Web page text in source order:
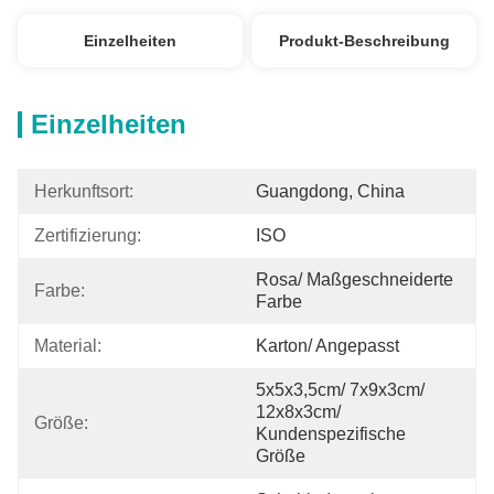
Einzelheiten Produkt-Beschreibung
Einzelheiten
Herkunftsort: Guangdong, China
Zertifizierung: ISO
Farbe:
Rosa/ Maßgeschneiderte
Farbe
Material: Karton/ Angepasst
Größe:
5x5x3,5cm/ 7x9x3cm/
12x8x3cm/
Kundenspezifische
Größe